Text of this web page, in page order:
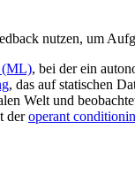
nutzen, um
(ML), bei der ein
, das auf statischen
Welt und
deroperant